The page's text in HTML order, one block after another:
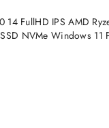
14 FullHD IPS AMD
NVMe Windows 11